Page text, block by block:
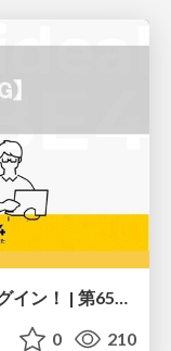
EC-CUBEの最新情報とSite Kitプラグイン！ | 第65回EC-CUBE関西UG
0 210